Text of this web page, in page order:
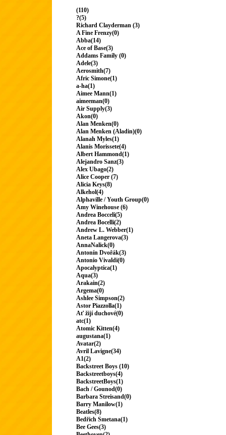
(110)
?(5)
Richard Clayderman (3)
A Fine Frenzy(0)
Abba(14)
Ace of Base(3)
Addams Family (0)
Adele(3)
Aerosmith(7)
Afric Simone(1)
a-ha(1)
Aimee Mann(1)
aimeeman(0)
Air Supply(3)
Akon(0)
Alan Menken(0)
Alan Menken (Aladin)(0)
Alanah Myles(1)
Alanis Morissete(4)
Albert Hammond(1)
Alejandro Sanz(3)
Alex Ubago(2)
Alice Cooper (7)
Alicia Keys(8)
Alkehol(4)
Alphaville / Youth Group(0)
Amy Winehouse (6)
Andrea Bocceli(5)
Andrea Bocelli(2)
Andrew L. Webber(1)
Aneta Langerova(3)
AnnaNalick(0)
Antonín Dvořák(3)
Antonio Vivaldi(0)
Apocalyptica(1)
Aqua(3)
Arakain(2)
Argema(0)
Ashlee Simpson(2)
Astor Piazzolla(1)
Ať žijí duchové(0)
atc(1)
Atomic Kitten(4)
augustana(1)
Avatar(2)
Avril Lavigne(34)
A1(2)
Backstreet Boys (10)
Backstreetboys(4)
BackstreetBoys(1)
Bach / Gounod(0)
Barbara Streisand(0)
Barry Manilow(1)
Beatles(8)
Bedřich Smetana(1)
Bee Gees(3)